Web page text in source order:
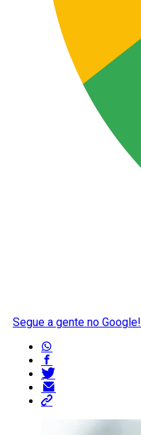
Segue a gente no Google!